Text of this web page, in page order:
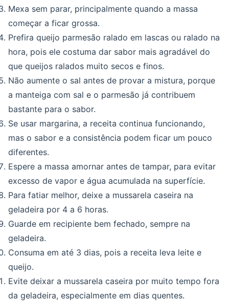
Mexa sem parar, principalmente quando a massa
começar a ficar grossa.
Prefira queijo parmesão ralado em lascas ou ralado na
hora, pois ele costuma dar sabor mais agradável do
que queijos ralados muito secos e finos.
Não aumente o sal antes de provar a mistura, porque
a manteiga com sal e o parmesão já contribuem
bastante para o sabor.
Se usar margarina, a receita continua funcionando,
mas o sabor e a consistência podem ficar um pouco
diferentes.
Espere a massa amornar antes de tampar, para evitar
excesso de vapor e água acumulada na superfície.
Para fatiar melhor, deixe a mussarela caseira na
geladeira por 4 a 6 horas.
Guarde em recipiente bem fechado, sempre na
geladeira.
Consuma em até 3 dias, pois a receita leva leite e
queijo.
Evite deixar a mussarela caseira por muito tempo fora
da geladeira, especialmente em dias quentes.